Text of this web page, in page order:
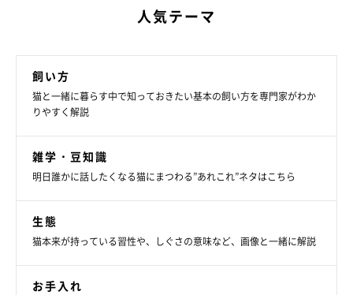
があります。ご紹介したNG行動を参考に、愛猫を不安にさせな
お話を伺った先生／椎木亜都子先生（獣医師 「ペット問題行動
クリニックBLISS」勤務）
ごしてほしいから… スーパー・ナーバス・キャットとの付き合
い方』
※写真はスマホアプリ「いぬ・ねこのきもち」で投稿されたもの
です。
人気テーマ
飼い方
猫と一緒に暮らす中で知っておきたい基本の飼い方を専門家がわか
りやすく解説
雑学・豆知識
明日誰かに話したくなる猫にまつわる”あれこれ”ネタはこちら
生態
猫本来が持っている習性や、しぐさの意味など、画像と一緒に解説
お手入れ